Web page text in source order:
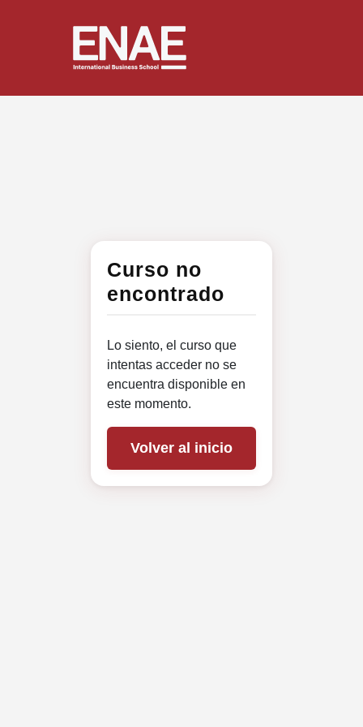
Curso no
encontrado
Lo siento, el curso que
intentas acceder no se
encuentra disponible en
este momento.
Volver al inicio